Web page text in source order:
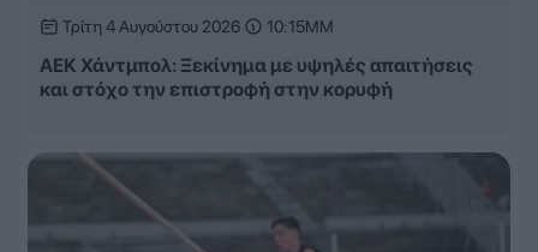
Τρίτη 4 Αυγούστου 2026 10:15ΜΜ
ΑΕΚ Χάντμπολ: Ξεκίνημα με υψηλές απαιτήσεις
και στόχο την επιστροφή στην κορυφή